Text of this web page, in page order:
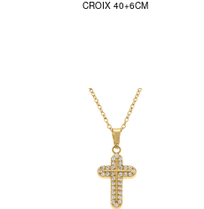
CROIX 40+6CM